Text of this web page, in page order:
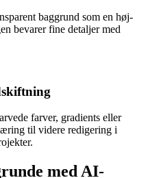
baggrund som en høj-
bevarer fine detaljer med
farver, gradients eller
til videre redigering i
med AI-